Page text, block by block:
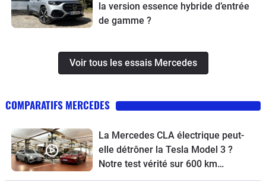
la version essence hybride d’entrée
de gamme ?
Voir tous les essais Mercedes
COMPARATIFS MERCEDES
La Mercedes CLA électrique peut-
elle détrôner la Tesla Model 3 ?
Notre test vérité sur 600 km…